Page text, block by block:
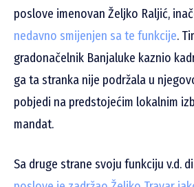
poslove imenovan Željko Raljić,
nedavno smijenjen sa te funkcije.
gradonačelnik Banjaluke kaznio
ga ta stranka nije podržala u
pobjedi na predstojećim lokalnim
mandat.
Sa druge strane svoju funkciju v.d.